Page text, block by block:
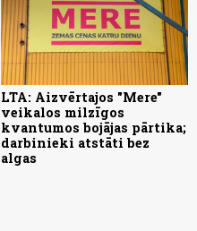
LTA: Aizvērtajos "Mere"
veikalos milzīgos
kvantumos bojājas pārtika;
darbinieki atstāti bez
algas